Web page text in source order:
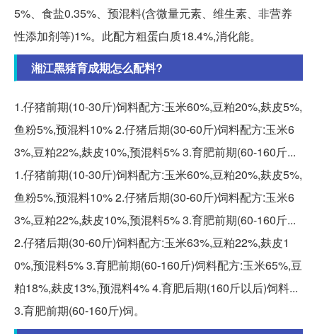
5%、食盐0.35%、预混料(含微量元素、维生素、非营养
性添加剂等)1%。此配方粗蛋白质18.4%,消化能。
湘江黑猪育成期怎么配料?
1.仔猪前期(10-30斤)饲料配方:玉米60%,豆粕20%,麸皮5%,
鱼粉5%,预混料10% 2.仔猪后期(30-60斤)饲料配方:玉米6
3%,豆粕22%,麸皮10%,预混料5% 3.育肥前期(60-160斤...
1.仔猪前期(10-30斤)饲料配方:玉米60%,豆粕20%,麸皮5%,
鱼粉5%,预混料10% 2.仔猪后期(30-60斤)饲料配方:玉米6
3%,豆粕22%,麸皮10%,预混料5% 3.育肥前期(60-160斤...
2.仔猪后期(30-60斤)饲料配方:玉米63%,豆粕22%,麸皮1
0%,预混料5% 3.育肥前期(60-160斤)饲料配方:玉米65%,豆
粕18%,麸皮13%,预混料4% 4.育肥后期(160斤以后)饲料...
3.育肥前期(60-160斤)饲。